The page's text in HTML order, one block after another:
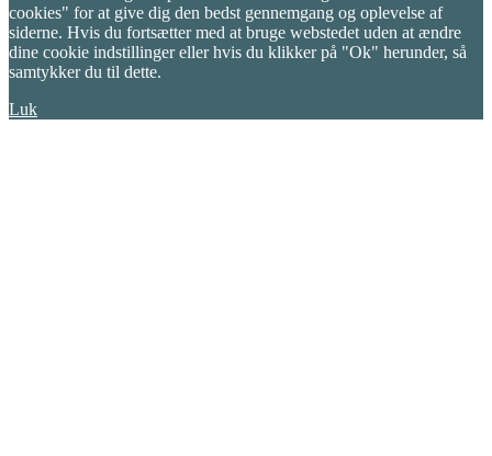
cookies" for at give dig den bedst gennemgang og oplevelse af
siderne. Hvis du fortsætter med at bruge webstedet uden at ændre
dine cookie indstillinger eller hvis du klikker på "Ok" herunder, så
samtykker du til dette.
Luk